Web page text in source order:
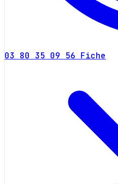
03 80 35 09 56 Fiche